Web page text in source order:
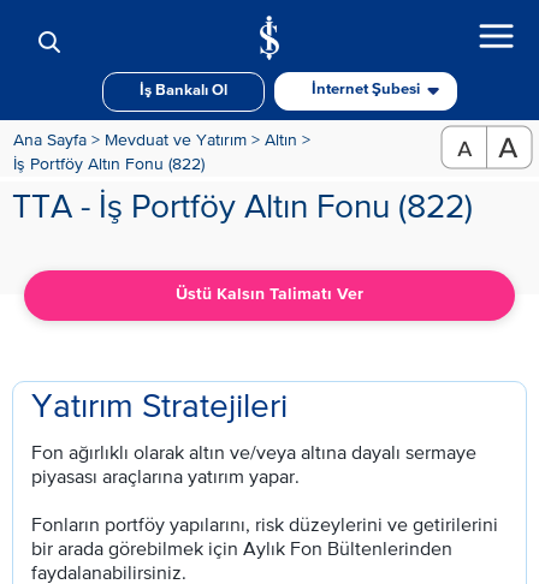
İş Bankalı Ol İnternet Şubesi
Ana Sayfa > Mevduat ve Yatırım > Altın >
İş Portföy Altın Fonu (822)
TTA - İş Portföy Altın Fonu (822)
Üstü Kalsın Talimatı Ver
Yatırım Stratejileri
Fon ağırlıklı olarak altın ve/veya altına dayalı sermaye
piyasası araçlarına yatırım yapar.
Fonların portföy yapılarını, risk düzeylerini ve getirilerini
bir arada görebilmek için Aylık Fon Bültenlerinden
faydalanabilirsiniz.